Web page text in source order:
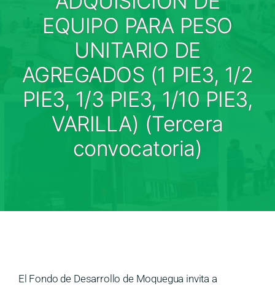
Procesos
Medios
Contáctanos
EQUIPO PARA PESO
UNITARIO DE
AGREGADOS (1 PIE3, 1/2
PIE3, 1/3 PIE3, 1/10 PIE3,
VARILLA) (Tercera
convocatoria)
El Fondo de Desarrollo de Moquegua invita a